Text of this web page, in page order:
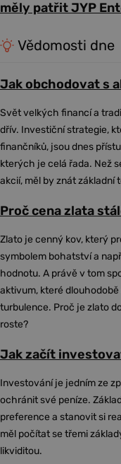
měly patřit JYP
Vědomosti dne
Jak obchodovat s
Svět velkých financí a
dřív. Investiční strategie,
finančníků, jsou dnes
kterých je celá řada. Než
akcií, měl by znát základní
Proč cena zlata
Zlato je cenný kov, který
symbolem bohatství a
hodnotu. A právě v tom
aktivum, které
turbulence. Proč je zlato
roste?
Jak začít
Investování je jedním ze
ochránit své peníze.
preference a stanovit si
měl počítat se třemi
likviditou.